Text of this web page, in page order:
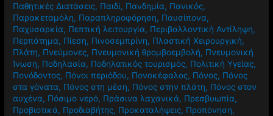
Παθητικές Διατάσεις, Παιδί, Πανδημία, Πανικός,
Παρακεταμόλη, Παραπληροφόρηση, Παυσίπονα,
Παχυσαρκία, Πεπτική λειτουργία, Περιβαλλοντική Αντίληψη,
Περπάτημα, Πίεση, Πινοσεμπρίνη, Πλαστική Χειρουργική,
Πλάτη, Πνεύμονες, Πνευμονική θρομβοεμβολή, Πνευμονική
Ίνωση, Ποδηλασία, Ποδηλατικός τουρισμός, Πολιτική Υγείας,
Πονόδοντος, Πόνοι περιόδου, Πονοκέφαλος, Πόνος, Πόνος
στα γόνατα, Πόνος στη μέση, Πόνος στην πλάτη, Πόνος στον
αυχένα, Πόσιμο νερό, Πράσινα λαχανικά, Πρεσβυωπία,
Προβιοτικά, Προδιαβήτης, Προκαταλήψεις, Προπόνηση,